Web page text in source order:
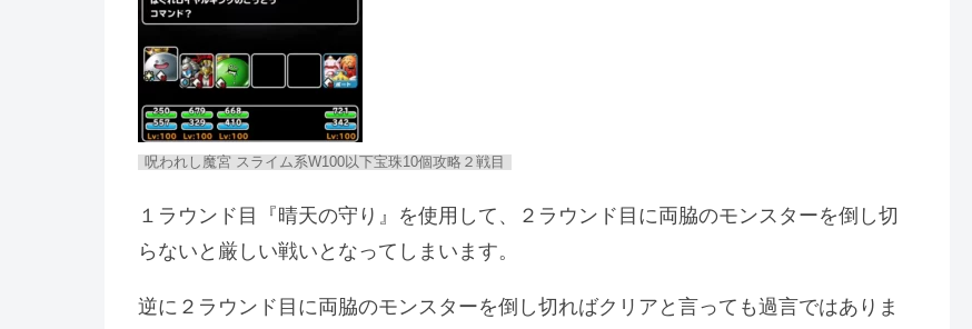
呪われし魔宮 スライム系W100以下宝珠10個攻略２戦目
１ラウンド目『晴天の守り』を使用して、２ラウンド目に両脇のモンスターを倒し切
らないと厳しい戦いとなってしまいます。
逆に２ラウンド目に両脇のモンスターを倒し切ればクリアと言っても過言ではありま